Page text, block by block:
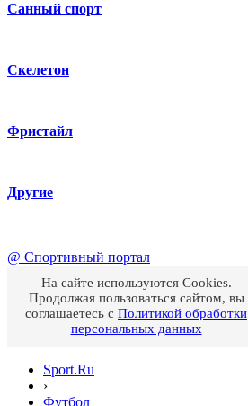
Санный спорт
Скелетон
Фристайл
Другие
@ Спортивный портал
На сайте используются Cookies.
Продолжая пользоваться сайтом, вы
соглашаетесь с Политикой обработки
персональных данных
Sport.Ru
›
Футбол